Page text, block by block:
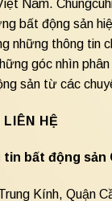
Nam.
bất động sản
những thông tin
góc nhìn
sản từ các
LIÊN HỆ
tin bất động sản
Kính, Quận